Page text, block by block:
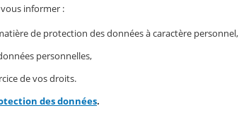
informer :
de protection des données à caractère personnel,
personnelles,
de vos droits.
des données.